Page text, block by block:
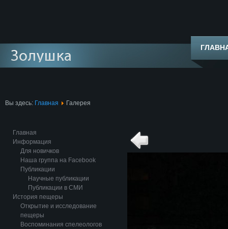
Вы здесь: Главная Галерея
Главная
Информация
Для новичков
Наша группа на Facebook
Публикации
Научные публикации
Публикации в СМИ
История пещеры
Открытие и исследование
пещеры
Воспоминания спелеологов